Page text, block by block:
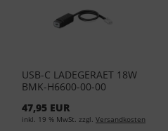
USB-C LADEGERAET 18W
BMK-H6600-00-00
47,95 EUR
inkl. 19 % MwSt. zzgl. Versandkosten